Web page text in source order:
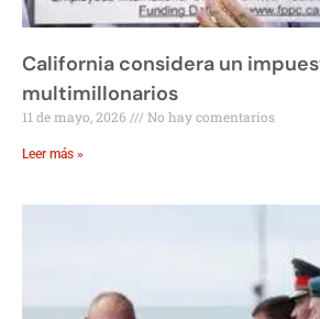
California considera un
multimillonarios
11 de mayo, 2026 No hay comentarios
Leer más »